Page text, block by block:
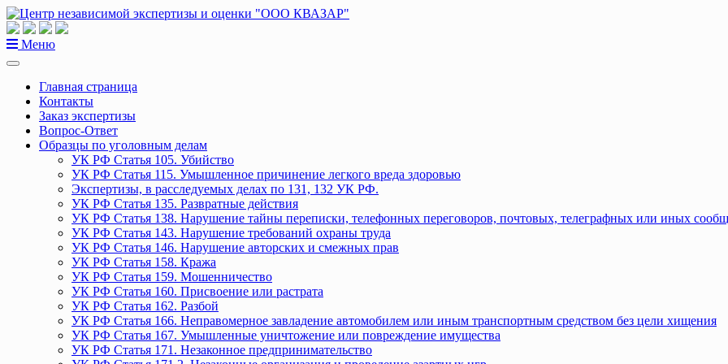
Перейти
к
содержанию
Меню
Главная страница
Контакты
Заказ экспертизы
Вопрос-Ответ
Образцы по уголовным делам
УК РФ Статья 105. Убийство
УК РФ Статья 115. Умышленное причинение легкого вреда здоровью
Экспертизы, в расследуемых делах по 131, 132 УК РФ.
УК РФ Статья 135. Развратные действия
УК РФ Статья 138. Нарушение тайны переписки, телефонных переговоров, почтовых, телеграфных или иных
УК РФ Статья 143. Нарушение требований охраны труда
УК РФ Статья 146. Нарушение авторских и смежных прав
УК РФ Статья 158. Кража
УК РФ Статья 159. Мошенничество
УК РФ Статья 160. Присвоение или растрата
УК РФ Статья 162. Разбой
УК РФ Статья 166. Неправомерное завладение автомобилем или иным транспортным средством без цели хищения
УК РФ Статья 167. Умышленные уничтожение или повреждение имущества
УК РФ Статья 171. Незаконное предпринимательство